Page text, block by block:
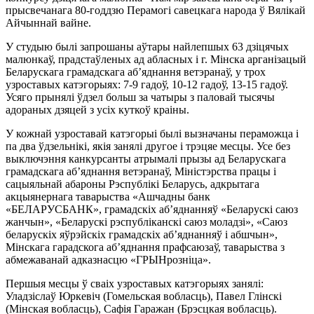
прысвечанага 80-годдзю Перамогі савецкага народа ў Вялікай
Айчыннай вайне.
У студыю былі запрошаны аўтары найлепшых 63 дзіцячых
малюнкаў, прадстаўленых ад абласных і г. Мінска арганізацый
Беларускага грамадскага аб’яднання ветэранаў, у трох
узроставых катэгорыях: 7-9 гадоў, 10-12 гадоў, 13-15 гадоў.
Усяго прынялі ўдзел больш за чатыры з паловай тысячы
адораных дзяцей з усіх куткоў краіны.
У кожнай узроставай катэгорыі былі вызначаны пераможца і
па два ўдзельнікі, якія занялі другое і трэцяе месцы. Усе без
выключэння канкурсанты атрымалі прызы ад Беларускага
грамадскага аб’яднання ветэранаў, Міністэрства працы і
сацыяльнай абароны Рэспублікі Беларусь, адкрытага
акцыянернага таварыства «Ашчадны банк
«БЕЛАРУСБАНК», грамадскіх аб’яднанняў «Беларускі саюз
жанчын», «Беларускі рэспубліканскі саюз моладзі», «Саюз
беларускіх яўрэйскіх грамадскіх аб’яднанняў і абшчын»,
Мінскага гарадскога аб’яднання прафсаюзаў, таварыства з
абмежаванай адказнасцю «ГРЫНрозніца».
Першыя месцы ў сваіх узроставых катэгорыях занялі:
Уладзіслаў Юркевіч (Гомельская вобласць), Павел Глінскі
(Мінская вобласць), Сафія Гаражан (Брэсцкая вобласць).